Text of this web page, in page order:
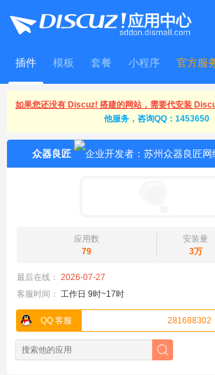
插件 模板 套餐 小程序 官方服
WitFrame
如果您还没有 Discuz! 搭建的网站，需要代安装
他服务，咨询QQ：1453650
众器良匠
应用数
79
安装量
3万
最后在线： 2026-07-27
客服时间： 工作日 9时~17时
QQ 客服 281688302